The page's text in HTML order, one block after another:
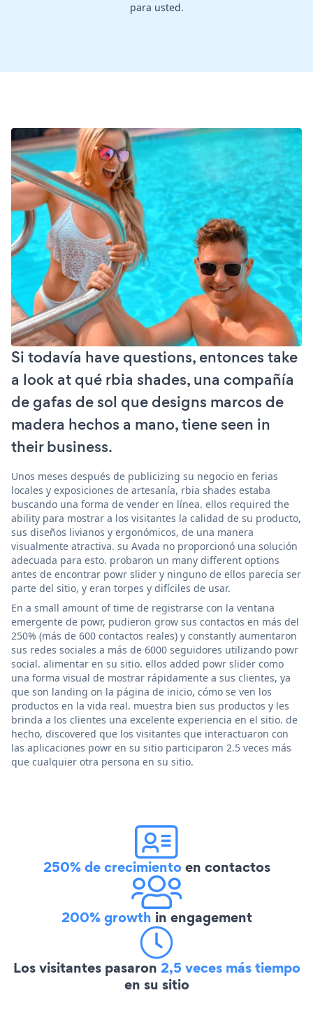
para usted.
Si todavía have questions, entonces take
a look at qué rbia shades, una compañía
de gafas de sol que designs marcos de
madera hechos a mano, tiene seen in
their business.
Unos meses después de publicizing su negocio en ferias
locales y exposiciones de artesanía, rbia shades estaba
buscando una forma de vender en línea. ellos required the
ability para mostrar a los visitantes la calidad de su producto,
sus diseños livianos y ergonómicos, de una manera
visualmente atractiva. su Avada no proporcionó una solución
adecuada para esto. probaron un many different options
antes de encontrar powr slider y ninguno de ellos parecía ser
parte del sitio, y eran torpes y difíciles de usar.
En a small amount of time de registrarse con la ventana
emergente de powr, pudieron grow sus contactos en más del
250% (más de 600 contactos reales) y constantly aumentaron
sus redes sociales a más de 6000 seguidores utilizando powr
social. alimentar en su sitio. ellos added powr slider como
una forma visual de mostrar rápidamente a sus clientes, ya
que son landing on la página de inicio, cómo se ven los
productos en la vida real. muestra bien sus productos y les
brinda a los clientes una excelente experiencia en el sitio. de
hecho, discovered que los visitantes que interactuaron con
las aplicaciones powr en su sitio participaron 2.5 veces más
que cualquier otra persona en su sitio.
250% de crecimientoen contactos
200% growth in engagement
Los visitantes pasaron 2,5 veces más tiempo
en su sitio